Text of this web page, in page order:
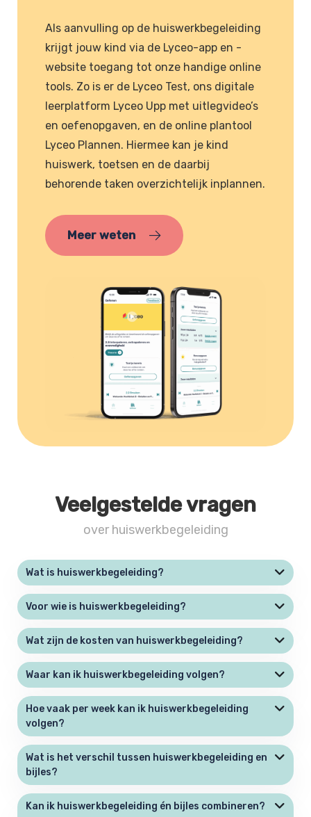
Als aanvulling op de huiswerkbegeleiding
krijgt jouw kind via de Lyceo-app en -
website toegang tot onze handige online
tools. Zo is er de Lyceo Test, ons digitale
leerplatform Lyceo Upp met uitlegvideo’s
en oefenopgaven, en de online plantool
Lyceo Plannen. Hiermee kan je kind
huiswerk, toetsen en de daarbij
behorende taken overzichtelijk inplannen.
Meer weten
Veelgestelde vragen
over huiswerkbegeleiding
Wat is huiswerkbegeleiding?
Voor wie is huiswerkbegeleiding?
Wat zijn de kosten van huiswerkbegeleiding?
Waar kan ik huiswerkbegeleiding volgen?
Hoe vaak per week kan ik huiswerkbegeleiding
volgen?
Wat is het verschil tussen huiswerkbegeleiding en
bijles?
Kan ik huiswerkbegeleiding én bijles combineren?